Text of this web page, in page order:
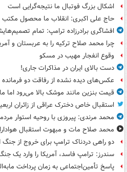
اشکال بزرگ فوتبال ما نتیجه‌گرایی است
حاج علی اکبری: انقلاب ما محصول مکتب
افشاگری برادرزاده ترامپ: تمام
چرا محمد صلاح ترکیه را به عربستان و
وقوع انفجار مهیب در مسکو
دست بالای ایران در مذاکرات جاری!
عکس‌های دیده نشده از رفاقت دو
قیمت بنزین مانند موشک بالا می‌رود اما
استقبال خاص دخترک عراقی از زائران
محمد مرندی: پیروزی با روحیه استوار
محمد صلاح مات و مبهوت استقبال
دو راهی دردناک ترامپ برای خروج از جنگ
سندرز: ترامپ فاسد، آمریکا را وارد یک
پاسخ تأمین‌اجتماعی به زمان پرداخت